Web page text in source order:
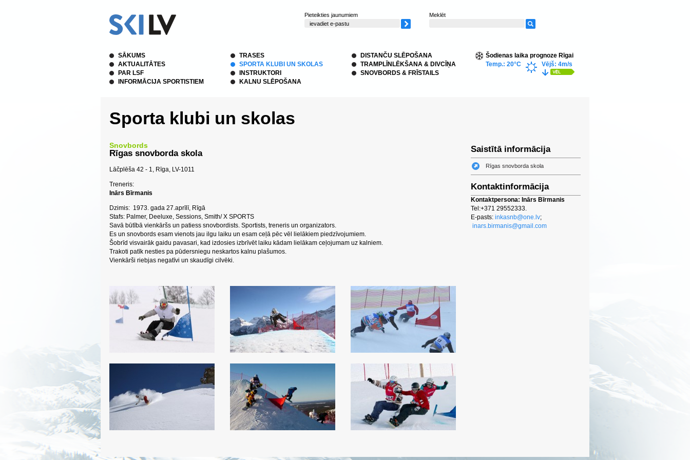
Pieteikties jaunumiem Meklēt
SĀKUMS
AKTUALITĀTES
PAR LSF
INFORMĀCIJA SPORTISTIEM
TRASES
SPORTA KLUBI UN SKOLAS
INSTRUKTORI
KALNU SLĒPOŠANA
DISTANČU SLĒPOŠANA
TRAMPLĪNLĒKŠANA & DIVCĪŅA
SNOVBORDS & FRĪSTAILS
Šodienas laika prognoze Rīgai
Temp.: 20°C
Vējš: 4m/s
Sporta klubi un skolas
Snovbords
Rīgas snovborda skola
Lāčplēša 42 - 1, Rīga, LV-1011
Treneris:
Inārs Bīrmanis
Dzimis: 1973. gada 27.aprīlī, Rīgā
Stafs: Palmer, Deeluxe, Sessions, Smith/ X SPORTS
Savā būtībā vienkāršs un patiess snovbordists. Sportists, treneris un organizators.
Es un snovbords esam vienots jau ilgu laiku un esam ceļā pēc vēl lielākiem piedzīvojumiem.
Šobrīd visvairāk gaidu pavasari, kad izdosies izbrīvēt laiku kādam lielākam ceļojumam uz kalniem.
Trakoti patīk nesties pa pūdersniegu neskartos kalnu plašumos.
Vienkārši riebjas negatīvi un skaudīgi cilvēki.
Saistītā informācija
Rīgas snovborda skola
Kontaktinformācija
Kontaktpersona: Inārs Bīrmanis
Tel:+371 29552333.
E-pasts: inkasnb@one.lv;
inars.birmanis@gmail.com